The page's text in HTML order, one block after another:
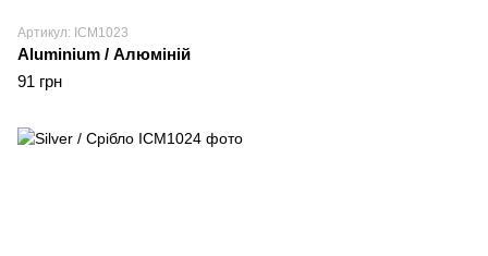
Артикул: ICM1023
Aluminium / Алюміній
91 грн